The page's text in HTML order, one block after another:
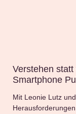
Verstehen
Smartphone
Mit Leonie Lutz